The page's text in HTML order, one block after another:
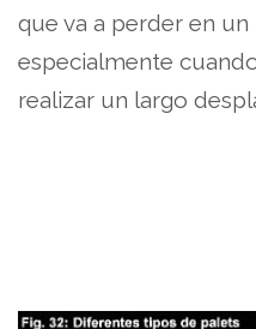
que va a perder en
especialmente
realizar un largo